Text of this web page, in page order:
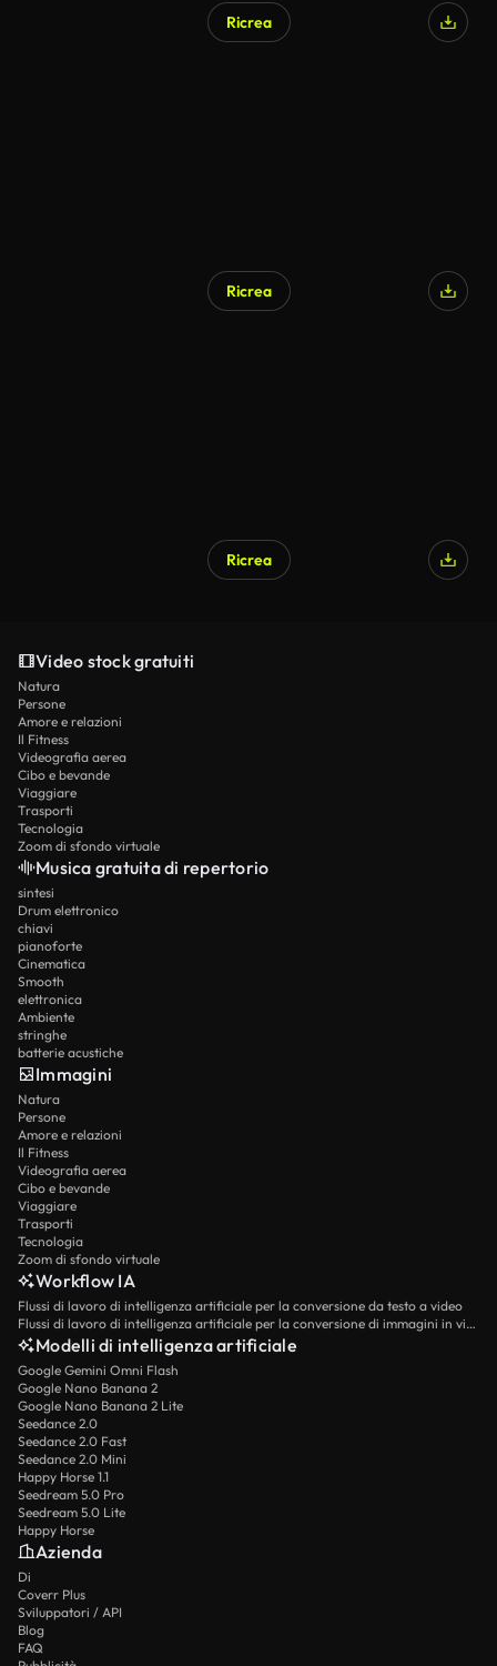
Ricrea
Ricrea
Ricrea
Video stock gratuiti
Natura
Persone
Amore e relazioni
Il Fitness
Videografia aerea
Cibo e bevande
Viaggiare
Trasporti
Tecnologia
Zoom di sfondo virtuale
Musica gratuita di repertorio
sintesi
Drum elettronico
chiavi
pianoforte
Cinematica
Smooth
elettronica
Ambiente
stringhe
batterie acustiche
Immagini
Natura
Persone
Amore e relazioni
Il Fitness
Videografia aerea
Cibo e bevande
Viaggiare
Trasporti
Tecnologia
Zoom di sfondo virtuale
Workflow IA
Flussi di lavoro di intelligenza artificiale per la conversione da testo a video
Flussi di lavoro di intelligenza artificiale per la conversione di immagini in video
Modelli di intelligenza artificiale
Google Gemini Omni Flash
Google Nano Banana 2
Google Nano Banana 2 Lite
Seedance 2.0
Seedance 2.0 Fast
Seedance 2.0 Mini
Happy Horse 1.1
Seedream 5.0 Pro
Seedream 5.0 Lite
Happy Horse
Azienda
Di
Coverr Plus
Sviluppatori / API
Blog
FAQ